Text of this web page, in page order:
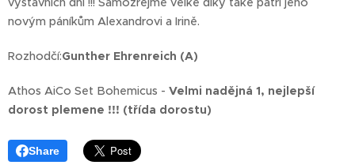
novým páníkům Alexandrovi a Irině.
Rozhodčí:Gunther Ehrenreich (A)
Athos AiCo Set Bohemicus - Velmi nadějná 1, nejlepší
dorost plemene !!! (třída dorostu)
Share